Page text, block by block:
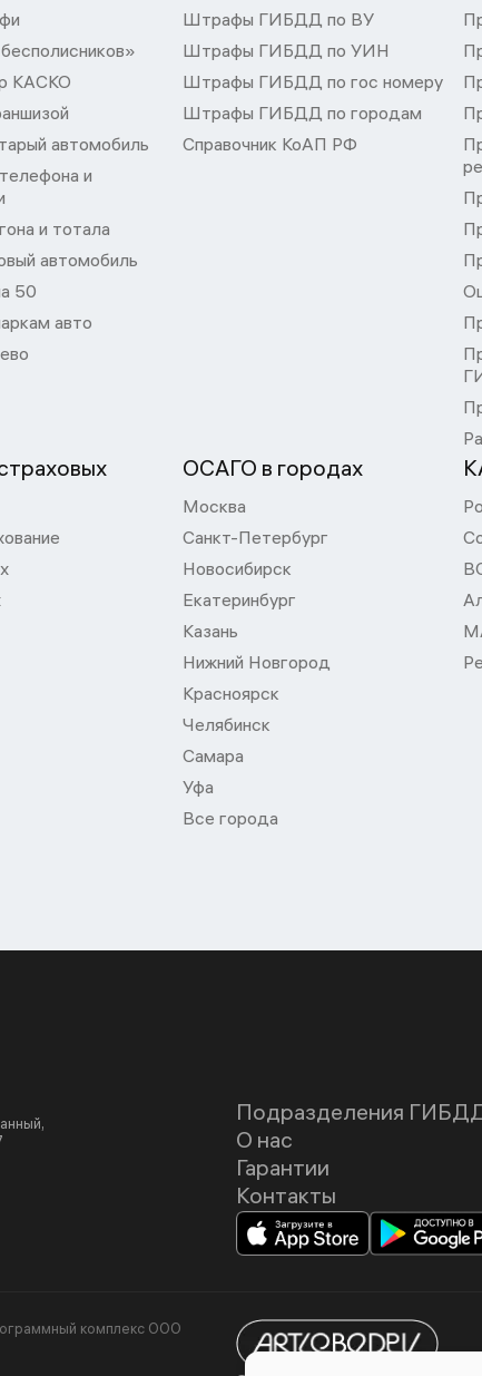
КАСКО
автомобиль
и
и тотала
автомобиль
50
авто
Штрафы ГИБДД по ВУ
Штрафы ГИБДД по УИН
Штрафы ГИБДД по гос номеру
Штрафы ГИБДД по городам
Справочник КоАП РФ
ОСАГО в городах
Москва
Санкт-Петербург
Новосибирск
Екатеринбург
Казань
Нижний Новгород
Красноярск
Челябинск
Самара
Уфа
Все города
Подразделения
О нас
Гарантии
Контакты
комплекс ООО